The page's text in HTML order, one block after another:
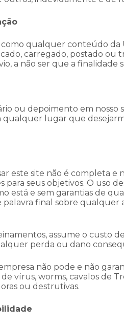
como qualquer conteúdo
carregado, postado
a não ser que a finalidade
ou depoimento em nosso
lugar que
este site não é completa e
para seus objetivos. O uso
está e sem garantias de
final sobre qualquer
assume o custo
perda ou dano
não pode e não
vírus, worms, cavalos de
ou destrutivas.